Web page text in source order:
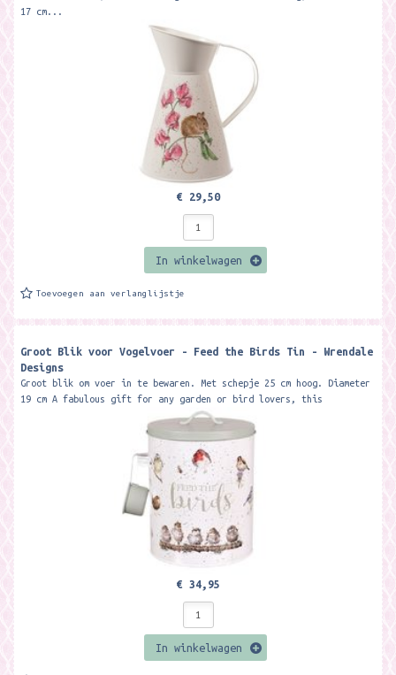
17 cm...
€ 29,50
In winkelwagen
Toevoegen aan verlanglijstje
Groot Blik voor Vogelvoer - Feed the Birds Tin - Wrendale
Designs
Groot blik om voer in te bewaren. Met schepje 25 cm hoog. Diameter
19 cm A fabulous gift for any garden or bird lovers, this
€ 34,95
In winkelwagen